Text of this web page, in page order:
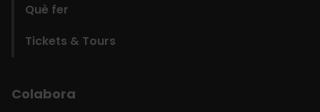
Què fer
Tickets & Tours
Colabora